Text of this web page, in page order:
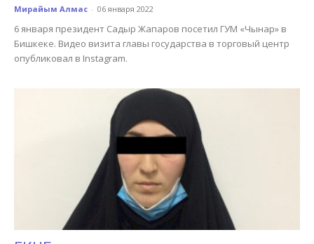
Мирайым Алмас - 06 января 2022
6 января президент Садыр Жапаров посетил ГУМ «Чынар» в
Бишкеке. Видео визита главы государства в торговый центр
опубликовал в Instagram.